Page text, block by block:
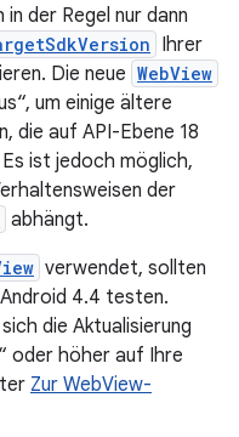
der Regel nur dann
Ihrer
Die neue WebView
um einige ältere
die auf API-Ebene 18
ist jedoch möglich,
der
abhängt.
verwendet, sollten
4.4 testen.
die Aktualisierung
oder höher auf Ihre
Zur WebView-